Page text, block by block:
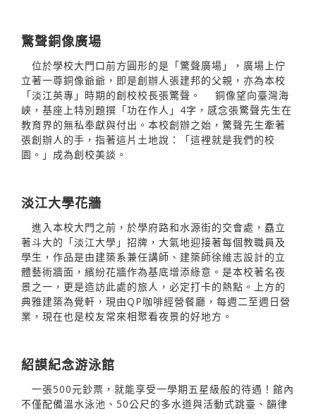
驚聲銅像廣場
位於學校大門口前方圓形的是「驚聲廣場」，廣場上佇
立著一尊銅像爺爺，即是創辦人張建邦的父親，亦為本校
「淡江英專」時期的創校校長張驚聲。 銅像望向臺灣海
峽，基座上特別題撰「功在作人」4字，感念張驚聲先生在
教育界的無私奉獻與付出。本校創辦之始，驚聲先生牽著
張創辦人的手，指著這片土地說：「這裡就是我們的校
園。」成為創校美談。
淡江大學花牆
進入本校大門之前，於學府路和水源街的交會處，矗立
著斗大的「淡江大學」招牌，大氣地迎接著每個教職員及
學生，作品是由建築系兼任講師、建築師徐維志設計的立
體藝術牆面，繽紛花牆作為基底增添綠意。是本校著名夜
景之一，更是造訪此處的旅人，必定打卡的熱點。上方的
典雅建築為覺軒，現由QP咖啡經營餐廳，每週二至週日營
業，現在也是校友常來相聚看夜景的好地方。
紹謨紀念游泳館
一張500元鈔票，就能享受一學期五星級般的待遇！館內
不僅配備溫水泳池、50公尺的多水道與活動式跳臺、韻律